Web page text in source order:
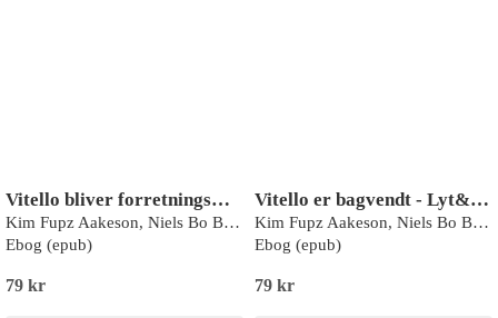
Vitello bliver forretningsmand - Lyt&læs
Kim Fupz Aakeson, Niels Bo Bojesen
Ebog (epub)
79 kr
Vitello er bagvendt - Lyt&læs
Kim Fupz Aakeson, Niels Bo Bojesen
Ebog (epub)
79 kr